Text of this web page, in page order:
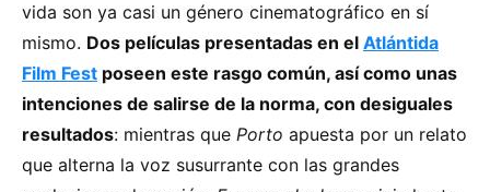
vida son ya casi un género cinematográfico en sí
mismo. Dos películas presentadas en el Atlántida
Film Fest poseen este rasgo común, así como unas
intenciones de salirse de la norma, con desiguales
resultados: mientras que Porto apuesta por un relato
que alterna la voz susurrante con las grandes